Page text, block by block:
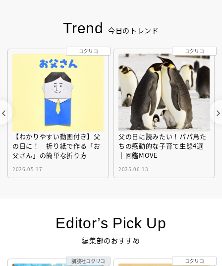
Trend 今日のトレンド
【わかりやすい動画付き】父
の日に！ 折り紙で作る「お
父さん」の簡単な折り方
2026.05.17
コクリコ
父の日に読みたい！パパ鳥た
ちの感動的な子育て生態4選
｜図鑑MOVE
2025.06.13
コクリコ
Editor’s Pick Up
編集部のおすすめ
講談社コクリコ コクリコ